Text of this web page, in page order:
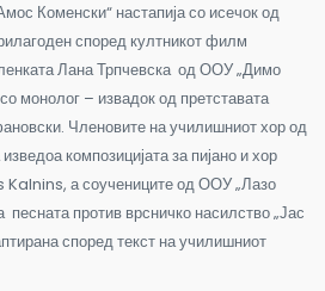
Коменски“ настапија со исечок од
според култникот филм
Лана Трпчевска од ООУ „Димо
монолог – извадок од претставата
Членовите на училишниот хор од
композицијата за пијано и хор
а соучениците од ООУ „Лазо
песната против врсничко насилство „Јас
според текст на училишниот